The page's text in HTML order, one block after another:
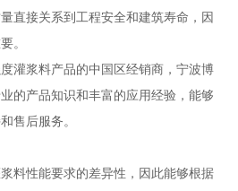
直接关系到工程安全和建筑寿命，因
。
灌浆料产品的中国区经销商，宁波博
的产品知识和丰富的应用经验，能够
售后服务。
料性能要求的差异性，因此能够根据